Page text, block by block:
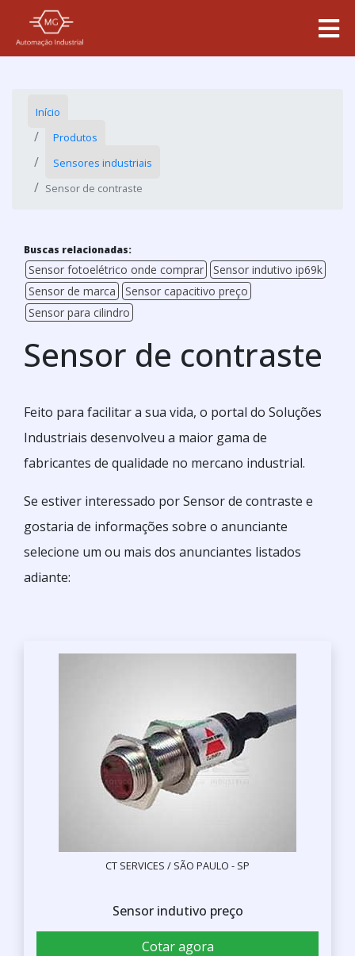
Início
Produtos
Sensores industriais
Sensor de contraste
Buscas relacionadas:
Sensor fotoelétrico onde comprar
Sensor indutivo ip69k
Sensor de marca
Sensor capacitivo preço
Sensor para cilindro
Sensor de contraste
Feito para facilitar a sua vida, o portal do Soluções
Industriais desenvolveu a maior gama de
fabricantes de qualidade no mercano industrial.
Se estiver interessado por Sensor de contraste e
gostaria de informações sobre o anunciante
selecione um ou mais dos anunciantes listados
adiante:
CT SERVICES / SÃO PAULO - SP
Sensor indutivo preço
Cotar agora